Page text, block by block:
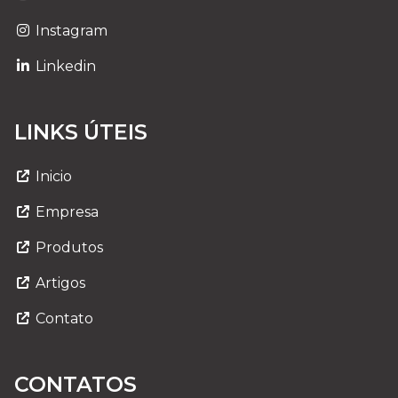
Instagram
Linkedin
LINKS ÚTEIS
Inicio
Empresa
Produtos
Artigos
Contato
CONTATOS